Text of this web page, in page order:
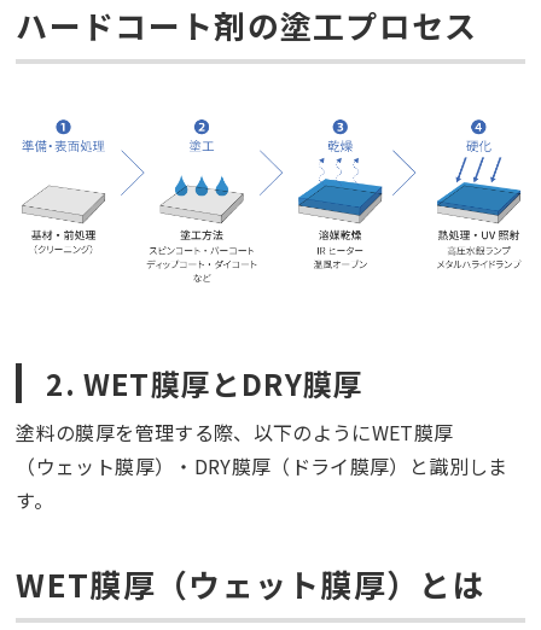
ハードコート剤の塗工プロセス
2.WET膜厚とDRY膜厚
塗料の膜厚を管理する際、以下のようにWET膜厚
（ウェット膜厚）・DRY膜厚（ドライ膜厚）と識別しま
す。
WET膜厚（ウェット膜厚）とは